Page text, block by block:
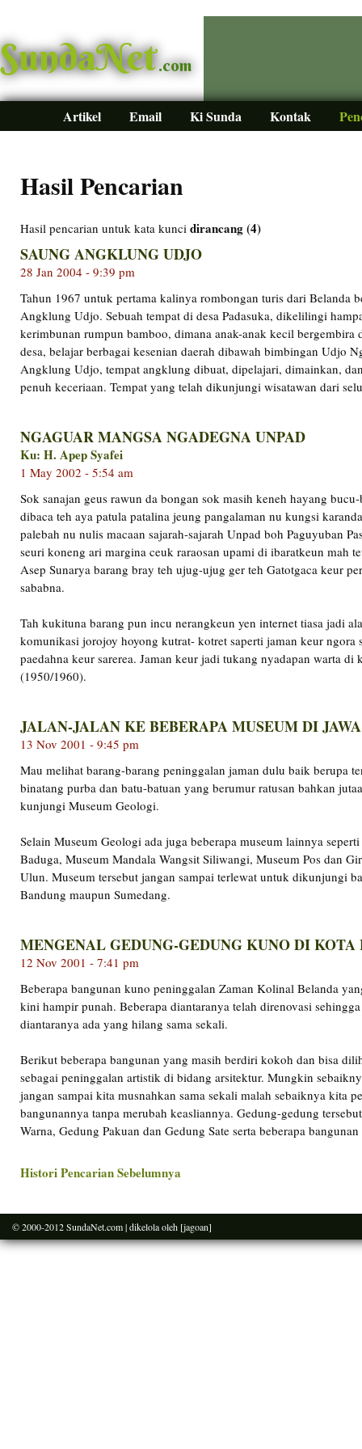
SundaNet.com
Artikel Email Ki Sunda Kontak
Hasil Pencarian
Hasil pencarian untuk kata kunci dirancang (4)
SAUNG ANGKLUNG UDJO
28 Jan 2004 - 9:39 pm
Tahun 1967 untuk pertama kalinya rombongan turis dari Belanda
Angklung Udjo. Sebuah tempat di desa Padasuka, dikelilingi
kerimbunan rumpun bamboo, dimana anak-anak kecil bergembira
desa, belajar berbagai kesenian daerah dibawah bimbingan Udjo
Angklung Udjo, tempat angklung dibuat, dipelajari, dimainkan,
penuh keceriaan. Tempat yang telah dikunjungi wisatawan dari
NGAGUAR MANGSA NGADEGNA UNPAD
Ku: H. Apep Syafei
1 May 2002 - 5:54 am
Sok sanajan geus rawun da bongan sok masih keneh hayang
dibaca teh aya patula patalina jeung pangalaman nu kungsi
palebah nu nulis macaan sajarah-sajarah Unpad boh Paguyuban
seuri koneng ari margina ceuk raraosan upami di ibaratkeun mah
Asep Sunarya barang bray teh ujug-ujug ger teh Gatotgaca keur
sababna.
Tah kukituna barang pun incu nerangkeun yen internet tiasa jadi
komunikasi jorojoy hoyong kutrat- kotret saperti jaman keur ngora
paedahna keur sarerea. Jaman keur jadi tukang nyadapan warta di
(1950/1960).
JALAN-JALAN KE BEBERAPA MUSEUM DI
13 Nov 2001 - 9:45 pm
Mau melihat barang-barang peninggalan jaman dulu baik berupa
binatang purba dan batu-batuan yang berumur ratusan bahkan
kunjungi Museum Geologi.
Selain Museum Geologi ada juga beberapa museum lainnya
Baduga, Museum Mandala Wangsit Siliwangi, Museum Pos dan
Ulun. Museum tersebut jangan sampai terlewat untuk dikunjungi
Bandung maupun Sumedang.
MENGENAL GEDUNG-GEDUNG KUNO DI KOTA
12 Nov 2001 - 7:41 pm
Beberapa bangunan kuno peninggalan Zaman Kolinal Belanda
kini hampir punah. Beberapa diantaranya telah direnovasi
diantaranya ada yang hilang sama sekali.
Berikut beberapa bangunan yang masih berdiri kokoh dan bisa
sebagai peninggalan artistik di bidang arsitektur. Mungkin
jangan sampai kita musnahkan sama sekali malah sebaiknya kita
bangunannya tanpa merubah keasliannya. Gedung-gedung
Warna, Gedung Pakuan dan Gedung Sate serta beberapa
Histori Pencarian Sebelumnya
© 2000-2012SundaNet.com| dikelola oleh [jagoan]